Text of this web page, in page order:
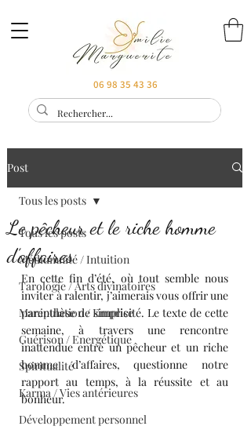
06 98 35 43 36
Post
Tous les posts
Médiumnité / Intuition
Tarologie / Arts divinatoires
Manipulation / Emprise
Guérison / Energétique
Spiritualité
Karma / Vies antérieures
Développement personnel
Tous les posts
Le pêcheur et le riche homme
d’affaires
En cette fin d’été, où tout semble nous
inviter à ralentir, j’aimerais vous offrir une
parenthèse de simplicité. Le texte de cette
semaine, à travers une rencontre
inattendue entre un pêcheur et un riche
homme d’affaires, questionne notre
rapport au temps, à la réussite et au
bonheur.